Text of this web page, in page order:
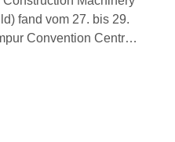
fand vom 27. bis 29.
Convention Centre